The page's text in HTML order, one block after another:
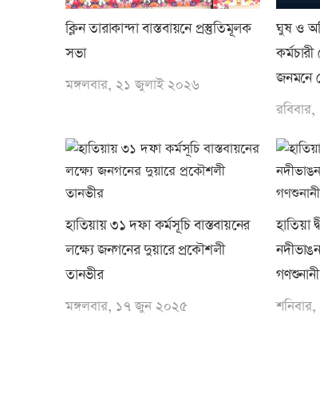
ক্লিন তারাকান্দা বাস্তবায়নে প্রস্তুতিমূলক
সভা
মঙ্গলবার, ২১ জুলাই ২০২৬
ঘুষ ও
জনমনে
হাতিয়ায় ৩১ দফা কর্মসূচি বাস্তবায়নের
লক্ষ্যে জনগনের দুয়ারে প্রকৌশলী
তানভীর
মঙ্গলবার, ১৭ জুন ২০২৫
হাতিয়া
গণশুনানী